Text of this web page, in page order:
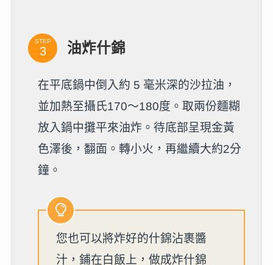
STEP 油炸什錦
在平底鍋中倒入約 5 毫米深的沙拉油，
並加熱至攝氏170～180度。取兩份麵糊
放入鍋中攤平來油炸。待底部呈現金黃
色澤後，翻面。轉小火，再繼續大約2分
鐘。
您也可以將炸好的什錦沾裹醬
汁，鋪在白飯上，做成炸什錦